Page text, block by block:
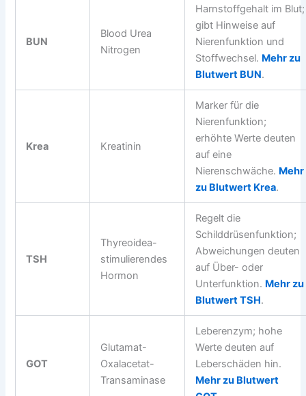
BUN
Blood Urea
Nitrogen
Harnstoffgehalt im Blut;
gibt Hinweise auf
Nierenfunktion und
Stoffwechsel. Mehr zu
Blutwert BUN.
Krea Kreatinin
Marker für die
Nierenfunktion;
erhöhte Werte deuten
auf eine
Nierenschwäche. Mehr
zu Blutwert Krea.
TSH
Thyreoidea-
stimulierendes
Hormon
Regelt die
Schilddrüsenfunktion;
Abweichungen deuten
auf Über- oder
Unterfunktion. Mehr zu
Blutwert TSH.
GOT
Glutamat-
Oxalacetat-
Transaminase
Leberenzym; hohe
Werte deuten auf
Leberschäden hin.
Mehr zu Blutwert